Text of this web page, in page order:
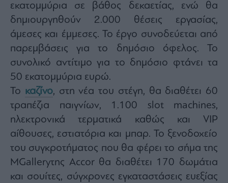
εκατομμύρια σε βάθος δεκαετίας, ενώ θα
δημιουργηθούν 2.000 θέσεις εργασίας,
άμεσες και έμμεσες. Το έργο συνοδεύεται από
παρεμβάσεις για το δημόσιο όφελος. Το
συνολικό αντίτιμο για το δημόσιο φτάνει τα
50 εκατομμύρια ευρώ.
Το καζίνο, στη νέα του στέγη, θα διαθέτει 60
τραπέζια παιγνίων, 1.100 slot machines,
ηλεκτρονικά τερματικά καθώς και VIP
αίθουσες, εστιατόρια και μπαρ. Το ξενοδοχείο
του συγκροτήματος που θα φέρει το σήμα της
MGalleryτης Accorθα διαθέτει 170 δωμάτια
και σουίτες, σύγχρονες εγκαταστάσεις ευεξίας